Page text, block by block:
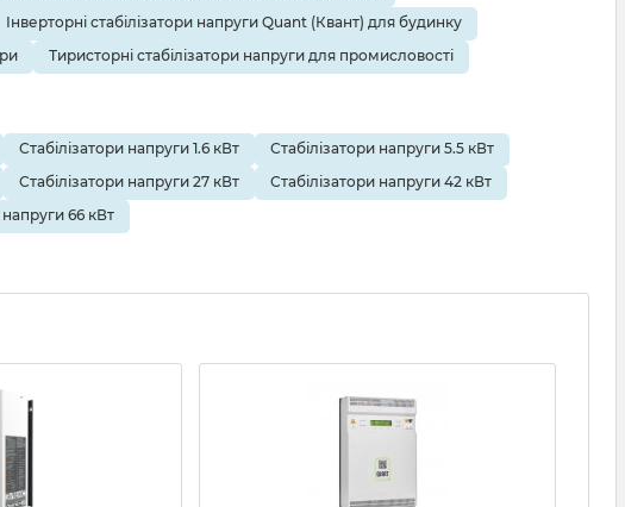
Інверторні стабілізатори напруги Quant (Квант) для будинку
Тиристорні стабілізатори напруги для промисловості
Стабілізатори напруги 1.6 кВт
Стабілізатори напруги 5.5 кВт
Стабілізатори напруги 27 кВт
Стабілізатори напруги 42 кВт
напруги 66 кВт